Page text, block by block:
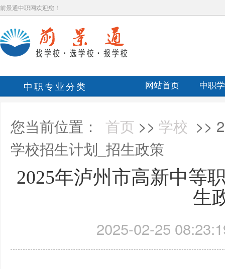
前景通中职网欢迎您！
中职专业分类 网站首页 中职
您当前位置： 首页 >> 学校 >>
学校招生计划_招生政策
2025年泸州市高新中等
生
2025-02-25